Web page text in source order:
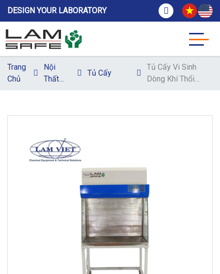
DESIGN YOUR LABORATORY
Trang
Chủ
Nội
Thất
Tủ Cấy
Tủ Cấy Vi Sinh
Dòng Khí Thổi